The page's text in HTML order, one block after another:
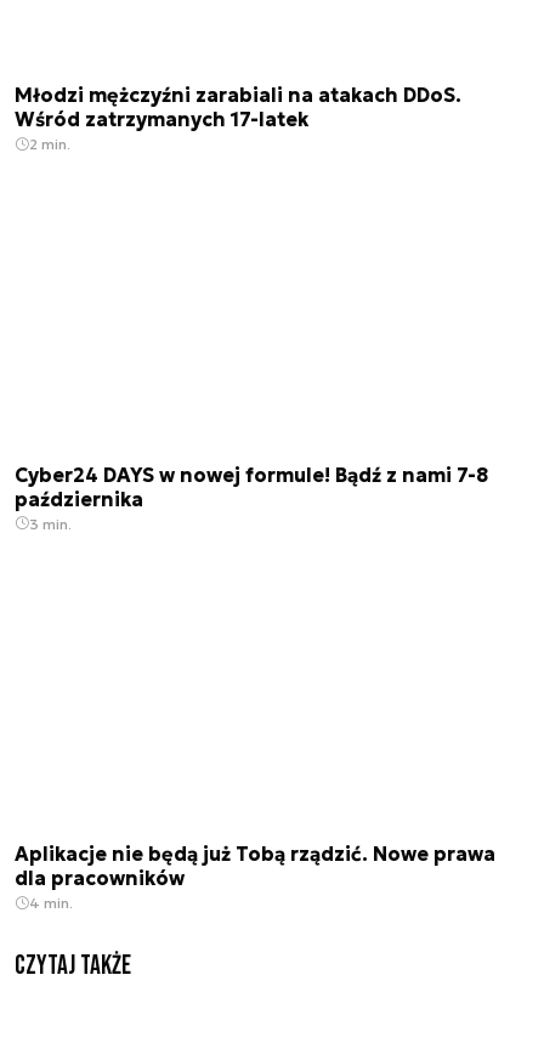
Młodzi mężczyźni zarabiali na atakach DDoS.
Wśród zatrzymanych 17-latek
2 min.
Cyber24 DAYS w nowej formule! Bądź z nami 7-8
października
3 min.
Aplikacje nie będą już Tobą rządzić. Nowe prawa
dla pracowników
4 min.
Czytaj także